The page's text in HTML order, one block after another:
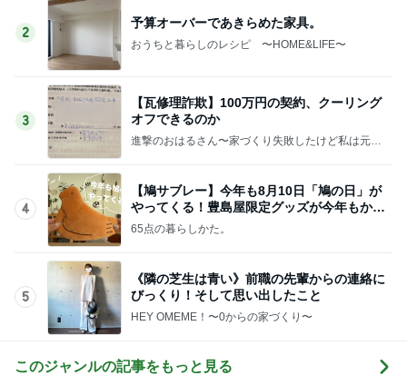
2
予算オーバーであきらめた家具。
おうちと暮らしのレシピ 〜HOME&LIFE〜
3
【瓦修理詐欺】100万円の契約、クーリング
オフできるのか
進撃のおはるさん〜家づくり失敗したけど私は元気
4
【鳩サブレー】今年も8月10日「鳩の日」が
やってくる！豊島屋限定グッズが今年もかわ
いすぎる♡
65点の暮らしかた。
5
《隣の芝生は青い》前職の先輩からの連絡に
びっくり！そして思い出したこと
HEY OMEME！〜0からの家づくり〜
このジャンルの記事をもっと見る